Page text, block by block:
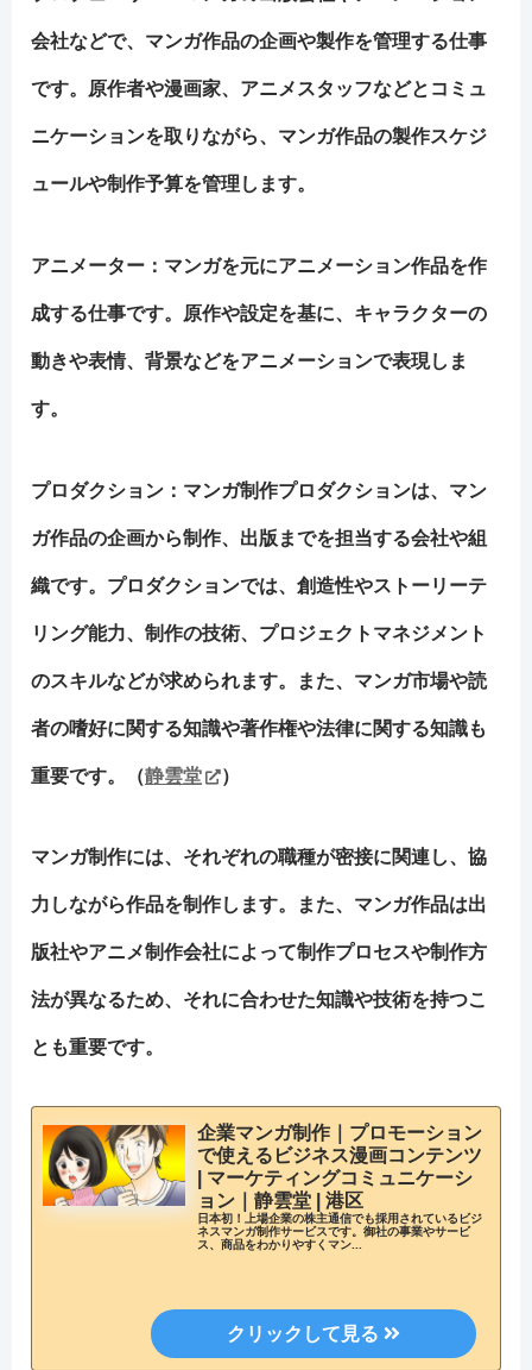
会社などで、マンガ作品の企画や製作を管理する仕事
です。原作者や漫画家、アニメスタッフなどとコミュ
ニケーションを取りながら、マンガ作品の製作スケジ
ュールや制作予算を管理します。
アニメーター ：マンガを元にアニメーション作品を作
成する仕事です。原作や設定を基に、キャラクターの
動きや表情、背景などをアニメーションで表現しま
す。
プロダクション ：マンガ制作プロダクションは、マン
ガ作品の企画から制作、出版までを担当する会社や組
織です。プロダクションでは、創造性やストーリーテ
リング能力、制作の技術、プロジェクトマネジメント
のスキルなどが求められます。また、マンガ市場や読
者の嗜好に関する知識や著作権や法律に関する知識も
重要です。（静雲堂 ）
マンガ制作には、それぞれの職種が密接に関連し、協
力しながら作品を制作します。また、マンガ作品は出
版社やアニメ制作会社によって制作プロセスや制作方
法が異なるため、それに合わせた知識や技術を持つこ
とも重要です。
企業マンガ制作｜プロモーション
で使えるビジネス漫画コンテンツ
| マーケティングコミュニケーシ
ョン｜静雲堂 | 港区
日本初！上場企業の株主通信でも採用されているビジ
ネスマンガ制作サービスです。御社の事業やサービ
ス、商品をわかりやすくマン...